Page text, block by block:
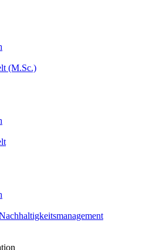
(M.Sc.)